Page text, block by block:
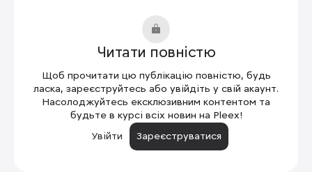
а в минулому році було 45%.
складає 34%, а минулого року було 16%.
За останні 6 років, відсоток жінок, які
виконують роботи на складах і
виробництвах виріс на 10% і сукупно склав
кількості всіх робіт.
Читати повністю
Щоб прочитати цю публікацію повністю, будь
ласка, зареєструйтесь або увійдіть у свій акаунт.
Насолоджуйтесь ексклюзивним контентом та
будьте в курсі всіх новин на Pleex!
Увійти
Зареєструватися